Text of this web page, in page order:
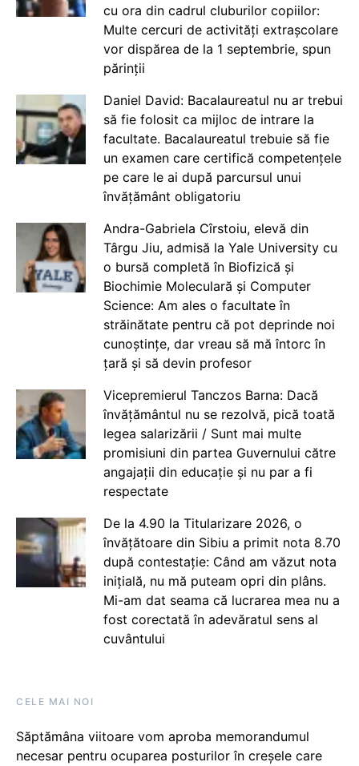
cu ora din cadrul cluburilor copiilor:
Multe cercuri de activități extrașcolare
vor dispărea de la 1 septembrie, spun
părinții
Daniel David: Bacalaureatul nu ar trebui
să fie folosit ca mijloc de intrare la
facultate. Bacalaureatul trebuie să fie
un examen care certifică competențele
pe care le ai după parcursul unui
învățământ obligatoriu
Andra-Gabriela Cîrstoiu, elevă din
Târgu Jiu, admisă la Yale University cu
o bursă completă în Biofizică și
Biochimie Moleculară și Computer
Science: Am ales o facultate în
străinătate pentru că pot deprinde noi
cunoștințe, dar vreau să mă întorc în
țară și să devin profesor
Vicepremierul Tanczos Barna: Dacă
învățământul nu se rezolvă, pică toată
legea salarizării / Sunt mai multe
promisiuni din partea Guvernului către
angajații din educație și nu par a fi
respectate
De la 4.90 la Titularizare 2026, o
învățătoare din Sibiu a primit nota 8.70
după contestație: Când am văzut nota
inițială, nu mă puteam opri din plâns.
Mi-am dat seama că lucrarea mea nu a
fost corectată în adevăratul sens al
cuvântului
CELE MAI NOI
Săptămâna viitoare vom aproba memorandumul
necesar pentru ocuparea posturilor în creșele care